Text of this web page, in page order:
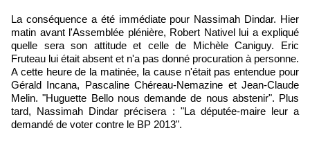
La conséquence a été immédiate pour Nassimah Dindar. Hier
matin avant l'Assemblée plénière, Robert Nativel lui a expliqué
quelle sera son attitude et celle de Michèle Caniguy. Eric
Fruteau lui était absent et n'a pas donné procuration à personne.
A cette heure de la matinée, la cause n'était pas entendue pour
Gérald Incana, Pascaline Chéreau-Nemazine et Jean-Claude
Melin. "Huguette Bello nous demande de nous abstenir". Plus
tard, Nassimah Dindar précisera : "La députée-maire leur a
demandé de voter contre le BP 2013".